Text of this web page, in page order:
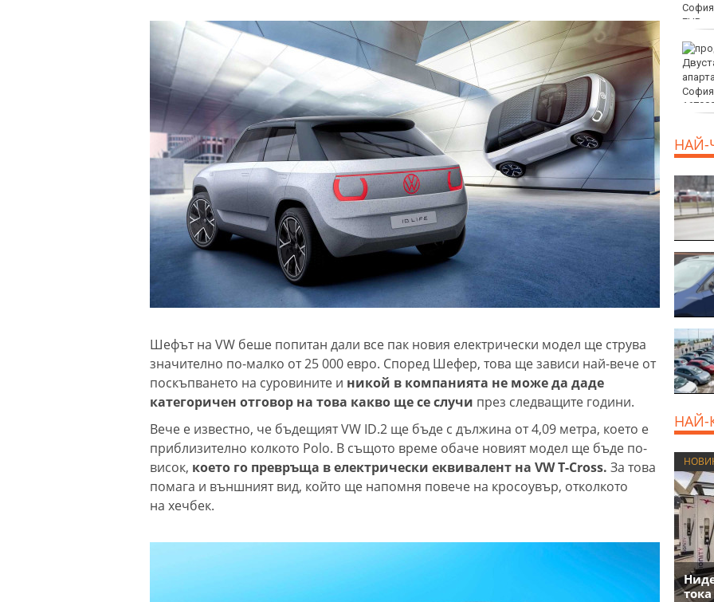
Шефът на VW беше попитан дали все пак новия електрически модел ще струва
значително по-малко от 25 000 евро. Според Шефер, това ще зависи най-вече от
поскъпването на суровините и никой в компанията не може да даде
категоричен отговор на това какво ще се случи през следващите години.
Вече е известно, че бъдещият VW ID.2 ще бъде с дължина от 4,09 метра, което е
приблизително колкото Polo. В същото време обаче новият модел ще бъде по-
висок, което го превръща в електрически еквивалент на VW T-Cross. За това
помага и външният вид, който ще напомня повече на кросоувър, отколкото
на хечбек.
Златото стигна до 4295
долара за унция
EUR
800
НАЙ-
НАЙ-